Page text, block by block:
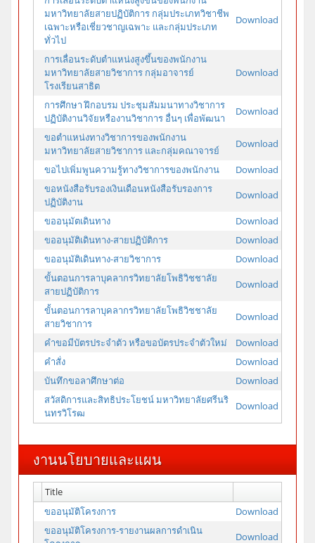
มหาวิทยาลัยสายปฏิบัติการ กลุ่มประเภทวิชาชีพ
เฉพาะหรือเชี่ยวชาญเฉพาะ และกลุ่มประเภท
ทั่วไป
Download
การเลื่อนระดับตำแหน่งสูงขึ้นของพนักงาน
มหาวิทยาลัยสายวิชาการ กลุ่มอาจารย์
โรงเรียนสาธิต
Download
การศึกษา ฝึกอบรม ประชุมสัมมนาทางวิชาการ
ปฏิบัติงานวิจัยหรืองานวิชาการ อื่นๆ เพื่อพัฒนา
Download
ขอตำแหน่งทางวิชาการของพนักงาน
มหาวิทยาลัยสายวิชาการ และกลุ่มคณาจารย์
Download
ขอไปเพิ่มพูนความรู้ทางวิชาการของพนักงาน
Download
ขอหนังสือรับรองเงินเดือนหนังสือรับรองการ
ปฏิบัติงาน
Download
ขออนุมัตเดินทาง
Download
ขออนุมัติเดินทาง-สายปฏิบัติการ
Download
ขออนุมัติเดินทาง-สายวิชาการ
Download
ขั้นตอนการลาบุคลากรวิทยาลัยโพธิวิชชาลัย
สายปฏิบัติการ
Download
ขั้นตอนการลาบุคลากรวิทยาลัยโพธิวิชชาลัย
สายวิชาการ
Download
คำขอมีบัตรประจำตัว หรือขอบัตรประจำตัวใหม่
Download
คำสั่ง
Download
บันทึกขอลาศึกษาต่อ
Download
สวัสดิการและสิทธิประโยชน์ มหาวิทยาลัยศรีนริ
นทรวิโรฒ
Download
งานนโยบายและแผน
Title
ขออนุมัติโครงการ
Download
ขออนุมัติโครงการ-รายงานผลการดำเนิน
Download